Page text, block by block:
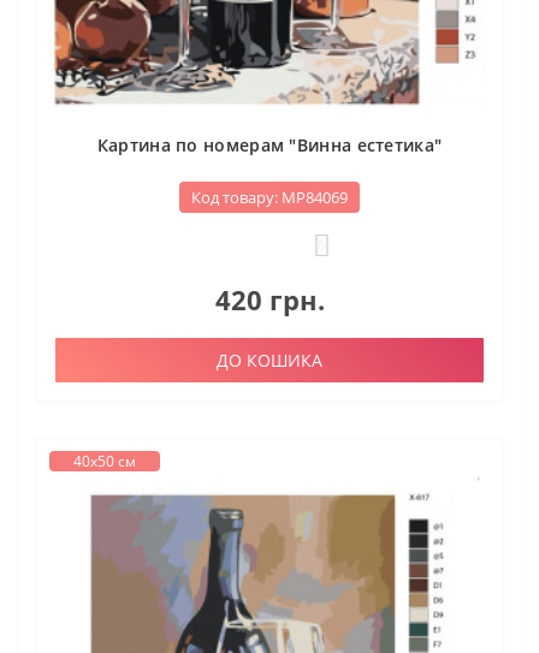
Картина по номерам "Винна естетика"
Код товару: МР84069
420 грн.
ДО КОШИКА
40х50 см